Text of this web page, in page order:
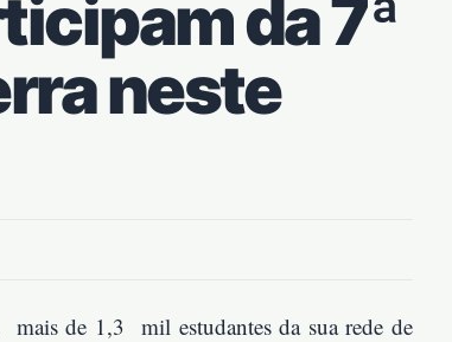
da 7ª
neste
mais de 1,3 mil estudantes da sua rede de